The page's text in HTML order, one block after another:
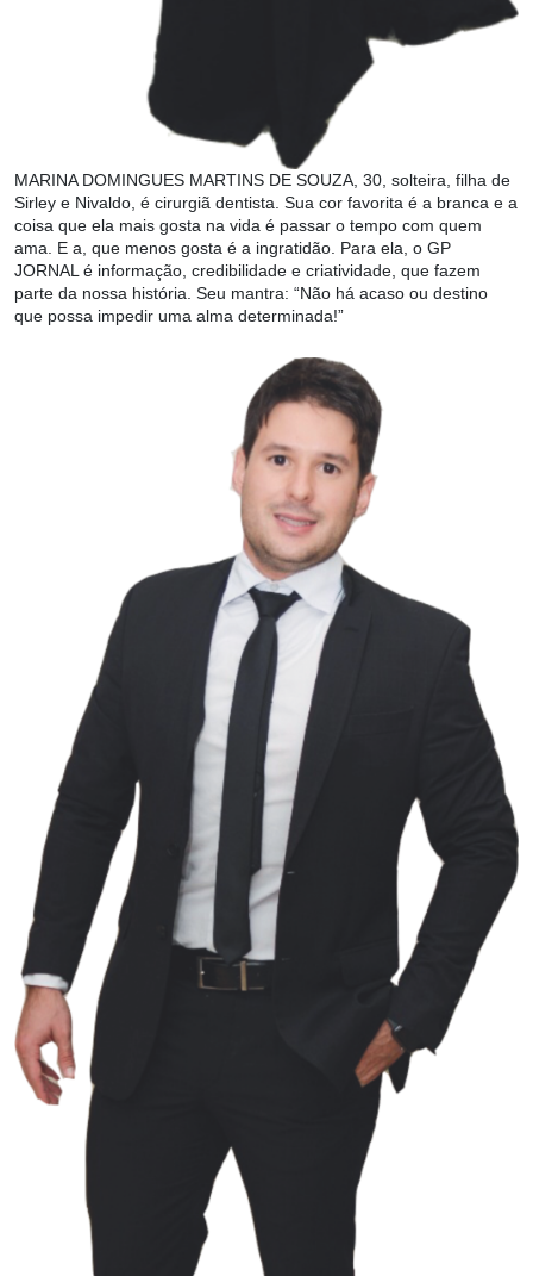
MARINA DOMINGUES MARTINS DE SOUZA, 30, solteira, filha de
Sirley e Nivaldo, é cirurgiã dentista. Sua cor favorita é a branca e a
coisa que ela mais gosta na vida é passar o tempo com quem
ama. E a, que menos gosta é a ingratidão. Para ela, o GP
JORNAL é informação, credibilidade e criatividade, que fazem
parte da nossa história. Seu mantra: “Não há acaso ou destino
que possa impedir uma alma determinada!”